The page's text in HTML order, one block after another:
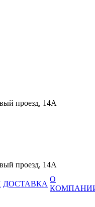
проезд, 14А
проезд, 14А
ДОСТАВКА
О